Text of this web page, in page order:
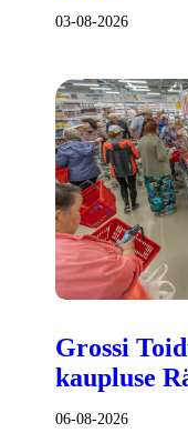
03-08-2026
Grossi
kaupluse
06-08-2026